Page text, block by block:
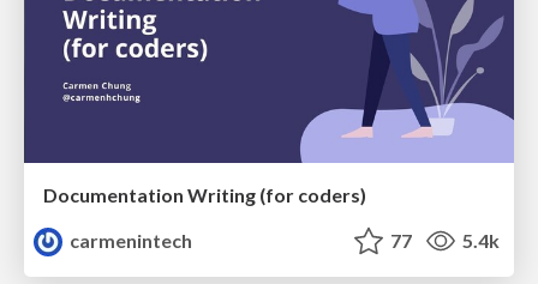
Documentation Writing (for coders)
carmenintech
77 5.4k